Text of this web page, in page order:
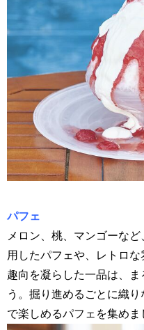
パフェ
メロン、桃、マンゴーな
用したパフェや、レトロ
趣向を凝らした一品は、
う。掘り進めるごとに織
で楽しめるパフェを集めま